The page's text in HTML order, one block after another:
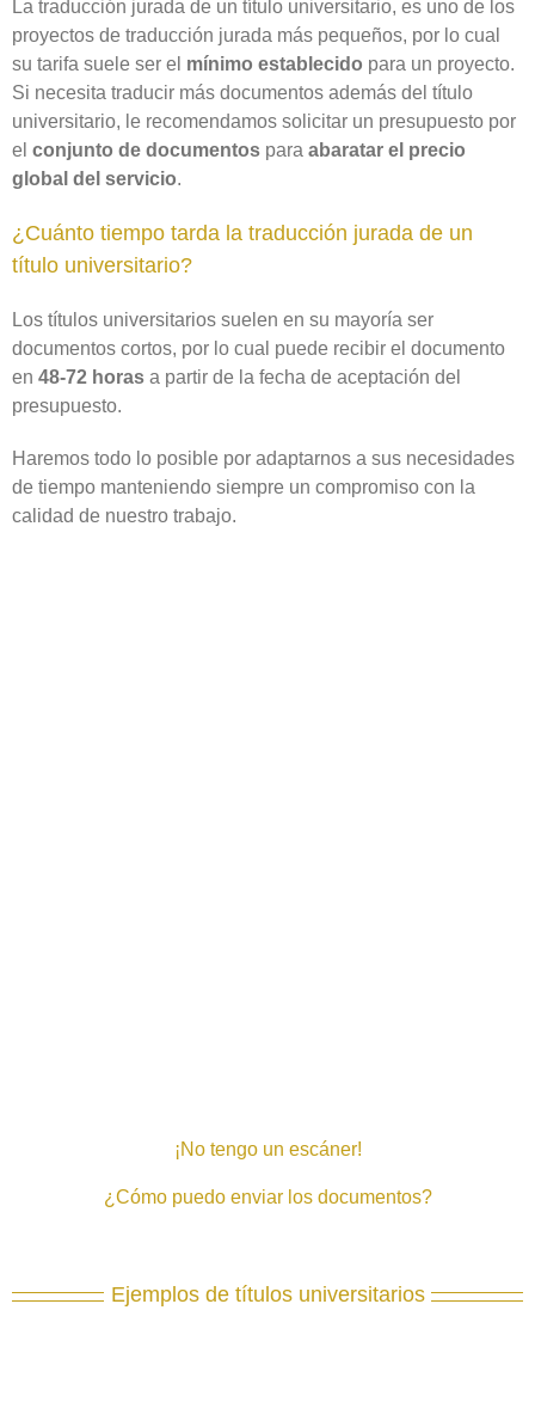
La traducción jurada de un título universitario, es uno de los
proyectos de traducción jurada más pequeños, por lo cual
su tarifa suele ser el mínimo establecido para un proyecto.
Si necesita traducir más documentos además del título
universitario, le recomendamos solicitar un presupuesto por
el conjunto de documentos para abaratar el precio
global del servicio.
¿Cuánto tiempo tarda la traducción jurada de un
título universitario?
Los títulos universitarios suelen en su mayoría ser
documentos cortos, por lo cual puede recibir el documento
en 48-72 horas a partir de la fecha de aceptación del
presupuesto.
Haremos todo lo posible por adaptarnos a sus necesidades
de tiempo manteniendo siempre un compromiso con la
calidad de nuestro trabajo.
¡No tengo un escáner!
¿Cómo puedo enviar los documentos?
Ejemplos de títulos universitarios